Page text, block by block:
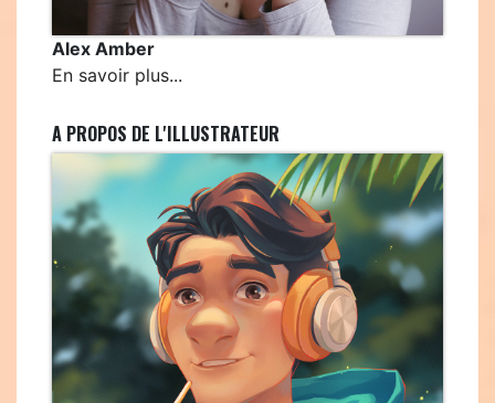
Alex Amber
En savoir plus...
A PROPOS DE L'ILLUSTRATEUR